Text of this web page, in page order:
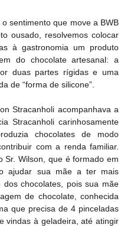
sentimento que move a BWB
ousado, resolvemos colocar
à gastronomia um produto
do chocolate artesanal: a
duas partes rígidas e uma
de “forma de silicone”.
Stracanholi acompanhava a
Stracanholi carinhosamente
chocolates de modo
com a renda familiar.
Sr. Wilson, que é formado em
ajudar sua mãe a ter mais
chocolates, pois sua mãe
de chocolate, conhecida
que precisa de 4 pinceladas
vindas à geladeira, até atingir